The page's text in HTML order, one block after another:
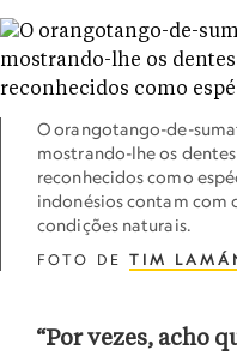
O orangotango-de-
mostrando-lhe os
reconhecidos como
indonésios contam com
condições naturais.
FOTO DE TIM
“Por vezes, acho